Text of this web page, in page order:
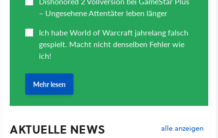
AKTUELLE NEWS alle anzeigen